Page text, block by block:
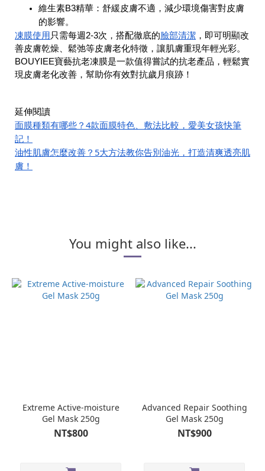
維生素B3精華：舒緩皮膚不適，減少環境傷害對皮膚
的影響。
凍膜使用只需每週2-3次，搭配徹底的臉部清潔 ，即可明顯改
善皮膚乾燥、 鬆弛等皮膚老化特徵，讓肌膚重現年輕光彩。
BOUYIEE寶藝抗老凍膜是一款值得嘗試的抗老產品，輕鬆實
現皮膚老化改善，幫助你有效對抗歲月痕跡！
延伸閱讀
面膜種類有哪些？4款面膜特色、敷法比較，愛美女孩快筆
記！
油性肌膚怎麼改善？5大方法教你告別油光，打造清爽透亮肌
膚！
You might also like...
Extreme Active-moisture
Gel Mask 250g
NT$800
Advanced Repair Soothing
Gel Mask 250g
NT$900